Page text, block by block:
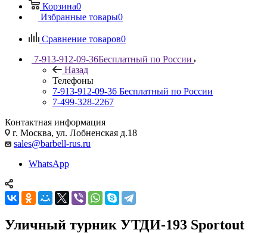
Корзина0
Избранные товары0
Сравнение товаров0
7-913-912-09-36Бесплатный по России
Назад
Телефоны
7-913-912-09-36 Бесплатный по России
7-499-328-2267
Контактная информация
г. Москва, ул. Лобненская д.18
sales@barbell-rus.ru
WhatsApp
Уличный турник УТДИ-193 Sportout